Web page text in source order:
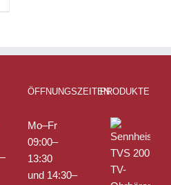
ÖFFNUNGSZEITEN
Mo–Fr
09:00–
13:30
und 14:30–
PRODUKTE